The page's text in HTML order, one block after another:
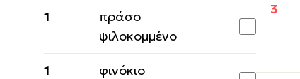
1
πράσο
ψιλοκομμένο
1
φινόκιο